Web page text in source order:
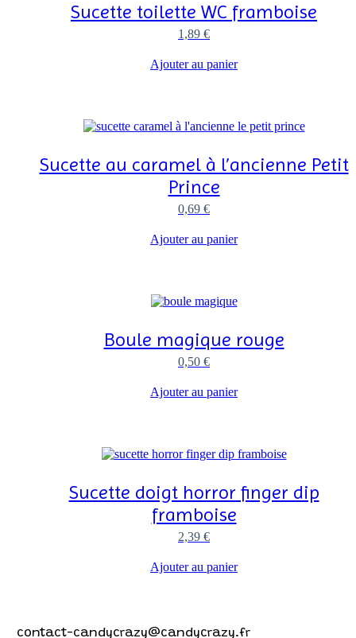
Sucette toilette WC framboise
1,89 €
Ajouter au panier
Sucette au caramel à l’ancienne Petit
Prince
0,69 €
Ajouter au panier
Boule magique rouge
0,50 €
Ajouter au panier
Sucette doigt horror finger dip
framboise
2,39 €
Ajouter au panier
contact-candycrazy@candycrazy.fr